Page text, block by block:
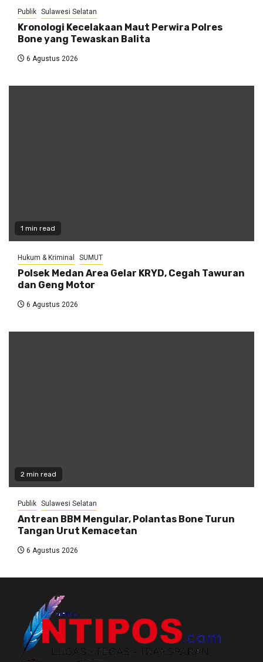
Publik Sulawesi Selatan
Kronologi Kecelakaan Maut Perwira Polres
Bone yang Tewaskan Balita
6 Agustus 2026
1 min read
Hukum & Kriminal SUMUT
Polsek Medan Area Gelar KRYD, Cegah Tawuran
dan Geng Motor
6 Agustus 2026
2 min read
Publik Sulawesi Selatan
Antrean BBM Mengular, Polantas Bone Turun
Tangan Urut Kemacetan
6 Agustus 2026